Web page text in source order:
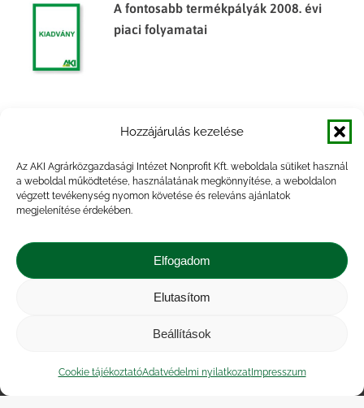
Hozzájárulás kezelése
Az AKI Agrárközgazdasági Intézet Nonprofit Kft. weboldala sütiket használ
a weboldal működtetése, használatának megkönnyítése, a weboldalon
végzett tevékenység nyomon követése és releváns ajánlatok
megjelenítése érdekében.
Elfogadom
Elutasítom
Beállítások
Cookie tájékoztatóAdatvédelmi nyilatkozatImpresszum
A fontosabb termékpályák 2008. évi
piaci folyamatai
Agrárpiaci jelentések – Élőállat és hús
Közérdekű adatok
| Adatvédelmi nyilatkozat
|